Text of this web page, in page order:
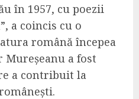
în 1957, cu poezii
a coincis cu o
română începea
Mureșeanu a fost
a contribuit la